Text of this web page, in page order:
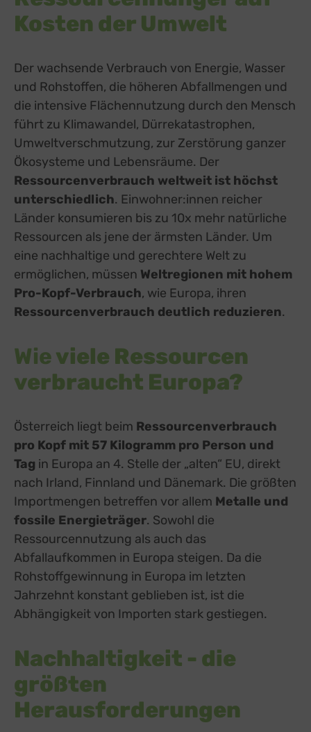
Kosten der Umwelt
Der wachsende Verbrauch von Energie, Wasser
und Rohstoffen, die höheren Abfallmengen und
die intensive Flächennutzung durch den Mensch
führt zu Klimawandel, Dürrekatastrophen,
Umweltverschmutzung, zur Zerstörung ganzer
Ökosysteme und Lebensräume. Der
Ressourcenverbrauch weltweit ist höchst
unterschiedlich. Einwohner:innen reicher
Länder konsumieren bis zu 10x mehr natürliche
Ressourcen als jene der ärmsten Länder. Um
eine nachhaltige und gerechtere Welt zu
ermöglichen, müssen Weltregionen mit hohem
Pro-Kopf-Verbrauch, wie Europa, ihren
Ressourcenverbrauch deutlich reduzieren.
Wieviele Ressourcen
verbraucht Europa?
Österreich liegt beim Ressourcenverbrauch
pro Kopf mit 57 Kilogramm pro Person und
Tag in Europa an 4. Stelle der „alten“ EU, direkt
nach Irland, Finnland und Dänemark. Die größten
Importmengen betreffen vor allem Metalle und
fossile Energieträger. Sowohl die
Ressourcennutzung als auch das
Abfallaufkommen in Europa steigen. Da die
Rohstoffgewinnung in Europa im letzten
Jahrzehnt konstant geblieben ist, ist die
Abhängigkeit von Importen stark gestiegen.
Nachhaltigkeit - die
größten
Herausforderungen